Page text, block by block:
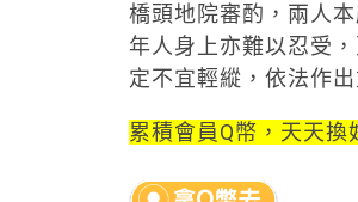
橋頭地院審酌，兩人
年人身上亦難以忍受
定不宜輕縱，依法作出
累積會員Q幣，天天換